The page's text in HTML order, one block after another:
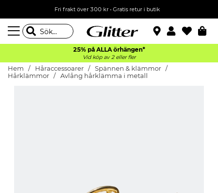
Fri frakt över 300 kr• Gratis retur i butik
25% på ALLA örhängen*
Vid köp av 2 eller fler
Hem Håraccessoarer
Spännen & klämmor
Hårklämmor
Avlång hårklämma i metall